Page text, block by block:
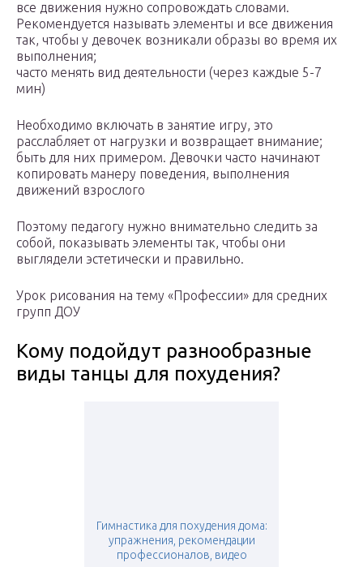
все движения нужно сопровождать словами.
Рекомендуется называть элементы и все движения
так, чтобы у девочек возникали образы во время их
выполнения;
часто менять вид деятельности (через каждые 5-7
мин)
Необходимо включать в занятие игру, это
расслабляет от нагрузки и возвращает внимание;
быть для них примером. Девочки часто начинают
копировать манеру поведения, выполнения
движений взрослого
Поэтому педагогу нужно внимательно следить за
собой, показывать элементы так, чтобы они
выглядели эстетически и правильно.
Урок рисования на тему «Профессии» для средних
групп ДОУ
Кому подойдут разнообразные
виды танцы для похудения?
Гимнастика для похудения дома:
упражнения, рекомендации
профессионалов, видео